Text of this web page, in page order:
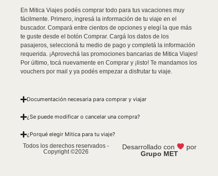
En Mitica Viajes podés comprar todo para tus vacaciones muy
fácilmente. Primero, ingresá la información de tu viaje en el
buscador. Compará entre cientos de opciones y elegí la que más
te guste desde el botón Comprar. Cargá los datos de los
pasajeros, seleccioná tu medio de pago y completá la información
requerida. ¡Aprovechá las promociones bancarias de Mitica Viajes!
Por último, tocá nuevamente en Comprar y ¡listo! Te mandamos los
vouchers por mail y ya podés empezar a disfrutar tu viaje.
Documentación necesaria para comprar y viajar
¿Se puede modificar o cancelar una compra?
¿Porqué elegir Mitica para tu viaje?
Todos los derechos reservados -
Copyright ©2026
Desarrollado con
por
Grupo MET